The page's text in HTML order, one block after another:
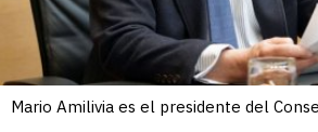
Mario Amilivia es el presidente del